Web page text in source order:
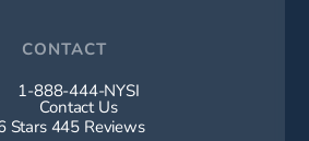
CONTACT
Call New York Spine Institute on
1-888-444-NYSI
Contact Us
York Spine Institute reviews:
Stars 445 Reviews